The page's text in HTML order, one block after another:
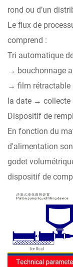
rond ou d’un
Le flux de
comprend :
Tri automatique
→ bouchonnage
→ film rétractable
la date → collecte
Dispositif de
En fonction du
d'alimentation
godet
dispositif de